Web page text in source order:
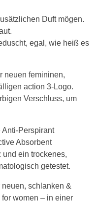
Duft mögen.
egal, wie heiß es
neuen femininen,
action 3-Logo.
Verschluss, um
Perspirant
Absorbent
ein trockenes,
getestet.
schlanken &
women – in einer